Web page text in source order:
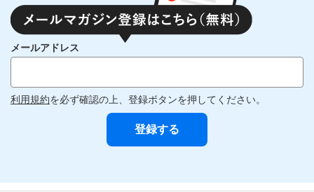
メールアドレス
利用規約を必ず確認の上、登録ボタンを押してください。